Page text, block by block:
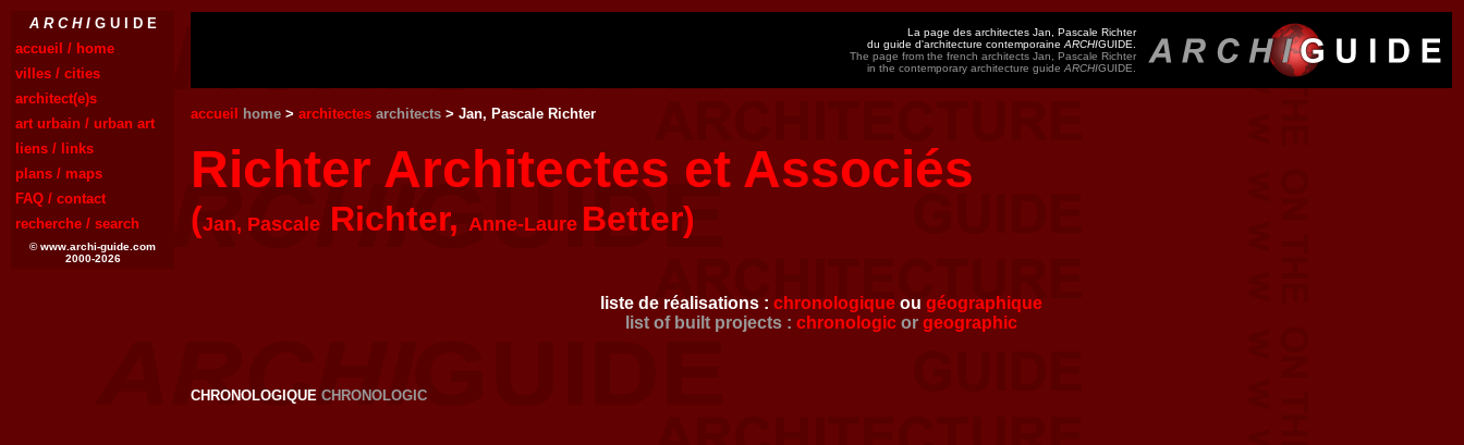
A R C H IG U I D E
accueil / home
villes / cities
architect(e)s
art urbain / urban art
liens / links
plans / maps
FAQ / contact
recherche / search
© www.archi-guide.com
2000-2026
La page des architectes Jan, Pascale Richter
du guide d'architecture contemporaine ARCHIGUIDE.
The page from the french architects Jan, Pascale Richter
in the contemporary architecture guide ARCHIGUIDE.
accueil home > architectes architects > Jan, Pascale Richter
Richter Architectes et Associés
(Jan, Pascale Richter, Anne-Laure Better)
liste de réalisations : chronologique ou géographique
list of built projects : chronologic or geographic
CHRONOLOGIQUE CHRONOLOGIC